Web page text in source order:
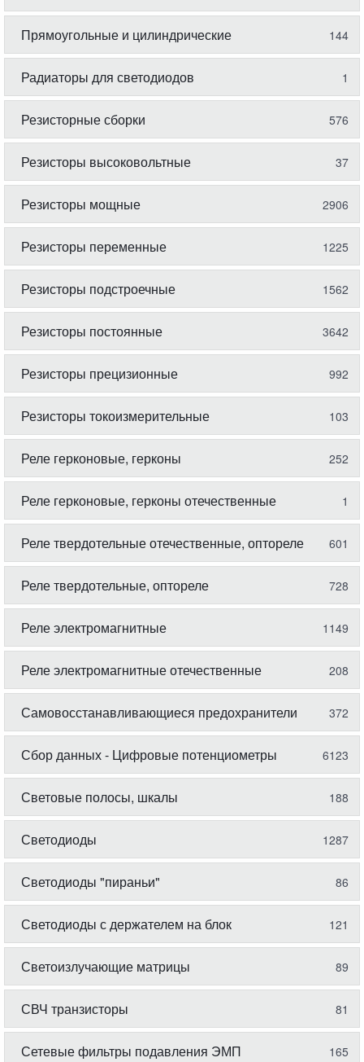
Прямоугольные и цилиндрические 144
Радиаторы для светодиодов 1
Резисторные сборки 576
Резисторы высоковольтные 37
Резисторы мощные 2906
Резисторы переменные 1225
Резисторы подстроечные 1562
Резисторы постоянные 3642
Резисторы прецизионные 992
Резисторы токоизмерительные 103
Реле герконовые, герконы 252
Реле герконовые, герконы отечественные 1
Реле твердотельные отечественные, оптореле 601
Реле твердотельные, оптореле 728
Реле электромагнитные 1149
Реле электромагнитные отечественные 208
Самовосстанавливающиеся предохранители 372
Сбор данных - Цифровые потенциометры 6123
Световые полосы, шкалы 188
Светодиоды 1287
Светодиоды "пираньи" 86
Светодиоды с держателем на блок 121
Светоизлучающие матрицы 89
СВЧ транзисторы 81
Сетевые фильтры подавления ЭМП 165